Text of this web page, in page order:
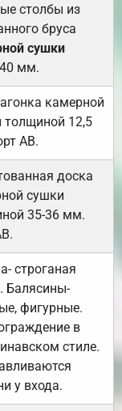
столбы из
бруса
сушки
мм.
камерной
толщиной 12,5
АВ.
доска
сушки
35-36 мм.
строганая
Балясины-
фигурные.
в
стиле.
у входа.